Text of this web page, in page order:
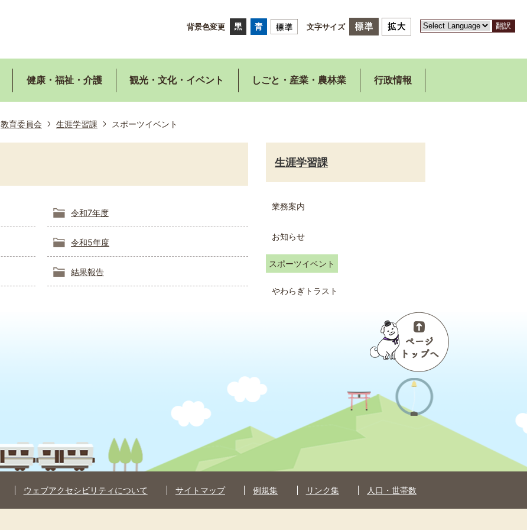
背景色変更 文字サイズ 翻訳
健康・福祉・介護 観光・文化・イベント しごと・産業・農林業 行政情報
教育委員会 生涯学習課 スポーツイベント
令和7年度
令和5年度
結果報告
生涯学習課
業務案内
お知らせ
スポーツイベント
やわらぎトラスト
ウェブアクセシビリティについて サイトマップ 例規集 リンク集 人口・世帯数
ト